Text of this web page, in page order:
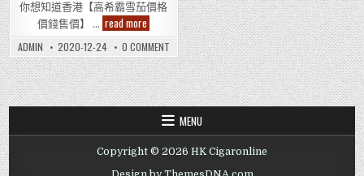
你想知道香港【高希霸雪茄價格
價錢售價】 … read more
想
知
道
香
港
【高
希
霸
價
格
價
錢
ADMIN 2020-12-24 0 COMMENTON
你
想
知
道
香
港
【高
希
霸
茄
格
MENU
Copyright © 2026 HK Cigaronline